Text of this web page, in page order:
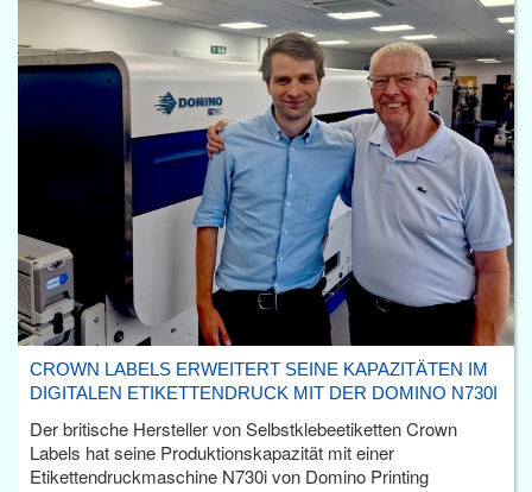
CROWN LABELS ERWEITERT SEINE KAPAZITÄTEN IM
DIGITALEN ETIKETTENDRUCK MIT DER DOMINO N730I
Der britische Hersteller von Selbstklebeetiketten Crown
Labels hat seine Produktionskapazität mit einer
Etikettendruckmaschine N730i von Domino Printing